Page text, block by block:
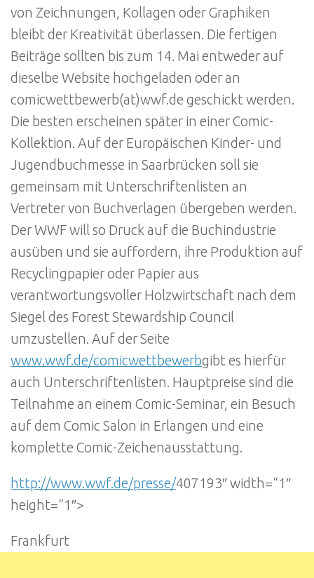
von Zeichnungen, Kollagen oder Graphiken
bleibt der Kreativität überlassen. Die fertigen
Beiträge sollten bis zum 14. Mai entweder auf
dieselbe Website hochgeladen oder an
comicwettbewerb(at)wwf.de geschickt werden.
Die besten erscheinen später in einer Comic-
Kollektion. Auf der Europäischen Kinder- und
Jugendbuchmesse in Saarbrücken soll sie
gemeinsam mit Unterschriftenlisten an
Vertreter von Buchverlagen übergeben werden.
Der WWF will so Druck auf die Buchindustrie
ausüben und sie auffordern, ihre Produktion auf
Recyclingpapier oder Papier aus
verantwortungsvoller Holzwirtschaft nach dem
Siegel des Forest Stewardship Council
umzustellen. Auf der Seite
www.wwf.de/comicwettbewerbgibt es hierfür
auch Unterschriftenlisten. Hauptpreise sind die
Teilnahme an einem Comic-Seminar, ein Besuch
auf dem Comic Salon in Erlangen und eine
komplette Comic-Zeichenausstattung.
http://www.wwf.de/presse/407193″ width=“1″
height=“1″>
Frankfurt